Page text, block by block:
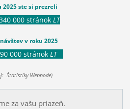
2025 ste si prezreli
000 stránok LT
v roku 2025
000 stránok LT
Štatistiky Webnode)
za vašu priazeň.